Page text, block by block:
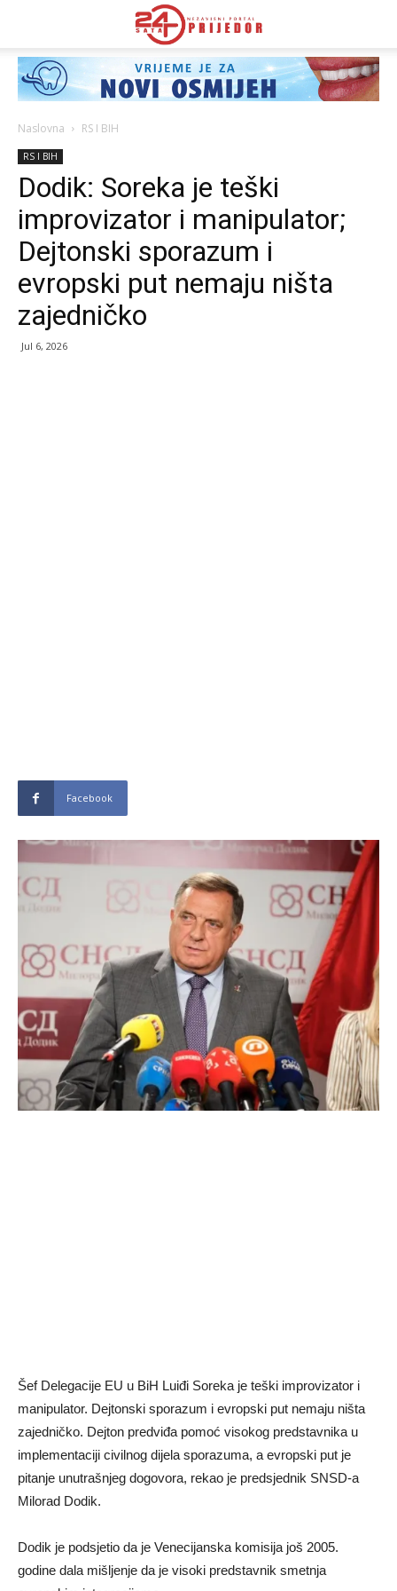
Naslovna RS I BIH
RS I BIH
Dodik: Soreka je teški
improvizator i manipulator;
Dejtonski sporazum i
evropski put nemaju ništa
zajedničko
Jul 6, 2026
Facebook
Šef Delegacije EU u BiH Luiđi Soreka je teški improvizator i
manipulator. Dejtonski sporazum i evropski put nemaju ništa
zajedničko. Dejton predviđa pomoć visokog predstavnika u
implementaciji civilnog dijela sporazuma, a evropski put je
pitanje unutrašnjeg dogovora, rekao je predsjednik SNSD-a
Milorad Dodik.
Dodik je podsjetio da je Venecijanska komisija još 2005.
godine dala mišljenje da je visoki predstavnik smetnja